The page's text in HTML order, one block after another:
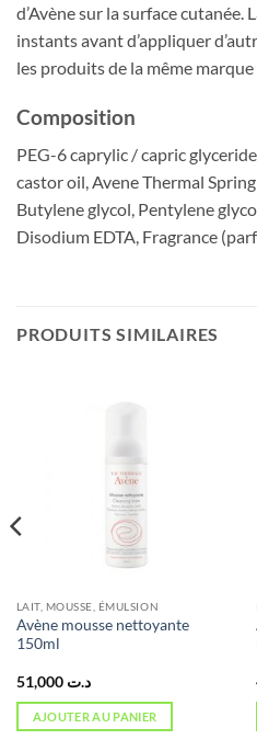
d’Avène sur la surface cutanée.
instants avant d’appliquer
les produits de la même
Composition
PEG-6 caprylic / capric
castor oil, Avene Thermal
Butylene glycol, Pentylene
Disodium EDTA, Fragrance
PRODUITS SIMILAIRES
LAIT, MOUSSE, ÉMULSION
Avène mousse nettoyante
150ml
د.ت 51,000
AJOUTER AU PANIER